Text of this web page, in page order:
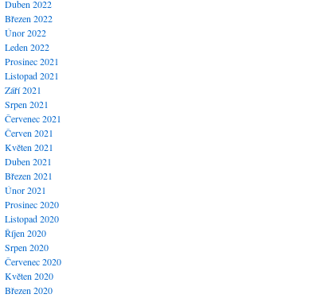
Duben 2022
Březen 2022
Únor 2022
Leden 2022
Prosinec 2021
Listopad 2021
Září 2021
Srpen 2021
Červenec 2021
Červen 2021
Květen 2021
Duben 2021
Březen 2021
Únor 2021
Prosinec 2020
Listopad 2020
Říjen 2020
Srpen 2020
Červenec 2020
Květen 2020
Březen 2020